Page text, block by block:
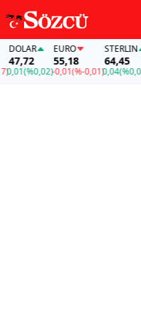
(%0,02)
EURO
55,18
-0,01(%-0,01)
STERLIN
64,45
0,04(%0,05)